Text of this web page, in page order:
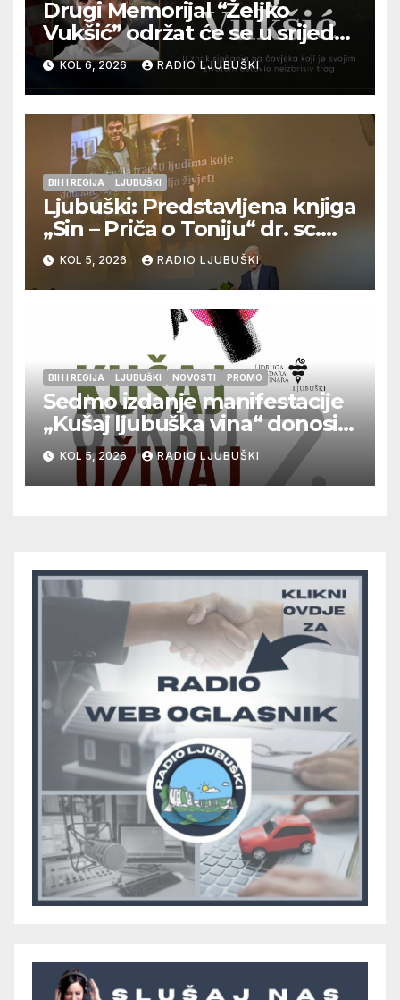
Drugi Memorijal “Željko
Vukšić” održat će se u srijedu
12. kolovoza u Otoku
KOL 6, 2026 RADIO LJUBUŠKI
BIH I REGIJA LJUBUŠKI
Ljubuški: Predstavljena knjiga
„Sin – Priča o Toniju“ dr. sc.
Zdenka Hercega
KOL 5, 2026 RADIO LJUBUŠKI
BIH I REGIJA LJUBUŠKI NOVOSTI PROMO
Sedmo izdanje manifestacije
„Kušaj ljubuška vina“ donosi
vrhunska vina, gastronomiju i
glazbu
KOL 5, 2026 RADIO LJUBUŠKI